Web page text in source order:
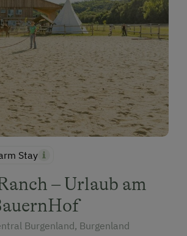
Stay
– Urlaub am
Burgenland, Burgenland